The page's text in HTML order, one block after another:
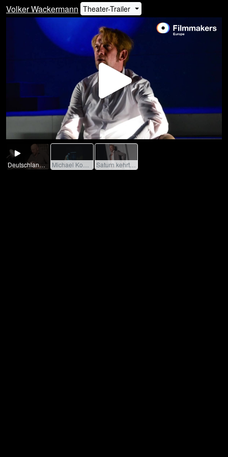
Volker Wackermann Theater-Trailer
Play
Video
Deutschland ein Wintermärchen.mp4 / 2013 / R: Louis Villinger